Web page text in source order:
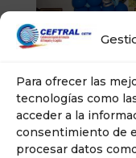
Para ofrecer las
tecnologías como
acceder a la
consentimiento de
procesar datos